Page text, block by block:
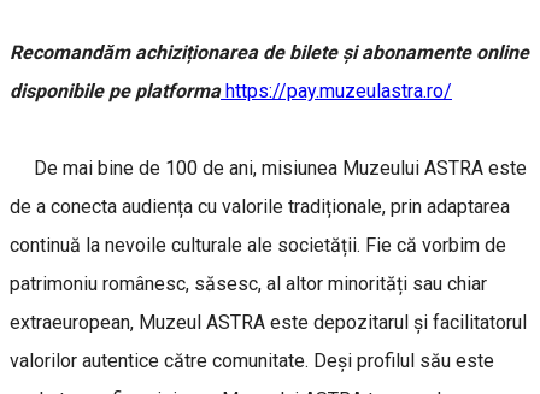
Recomandăm achiziționarea de bilete și abonamente online
disponibile pe platformahttps://pay.muzeulastra.ro/
De mai bine de 100 de ani, misiunea Muzeului ASTRA este
de a conecta audiența cu valorile tradiționale, prin adaptarea
continuă la nevoile culturale ale societății. Fie că vorbim de
patrimoniu românesc, săsesc, al altor minorități sau chiar
extraeuropean, Muzeul ASTRA este depozitarul și facilitatorul
valorilor autentice către comunitate. Deși profilul său este